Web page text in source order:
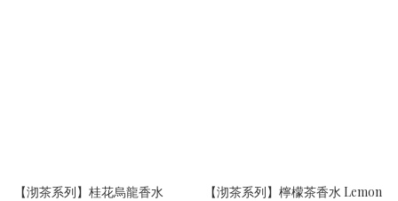
【沏茶系列】桂花烏龍香水
【沏茶系列】檸檬茶香水 Lemon